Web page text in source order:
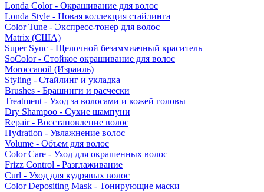
Londa Color - Окрашивание для волос
Londa Style - Новая коллекция стайлинга
Color Tune - Экспресс-тонер для волос
Matrix (США)
Super Sync - Щелочной безаммиачный краситель
SoColor - Стойкое окрашивание для волос
Moroccanoil (Израиль)
Styling - Стайлинг и укладка
Brushes - Брашинги и расчески
Treatment - Уход за волосами и кожей головы
Dry Shampoo - Сухие шампуни
Repair - Восстановление волос
Hydration - Увлажнение волос
Volume - Объем для волос
Color Care - Уход для окрашенных волос
Frizz Control - Разглаживание
Curl - Уход для кудрявых волос
Color Depositing Mask - Тонирующие маски